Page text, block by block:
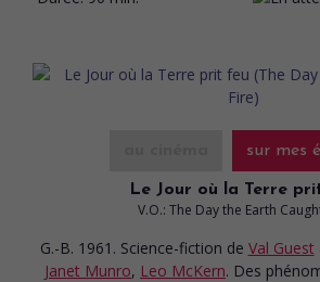
sur mes
Le Jour où la Terre
V.O.: The Day the Earth
G.-B. 1961. Science-fiction de Val Guest
Janet Munro, Leo McKern. Des